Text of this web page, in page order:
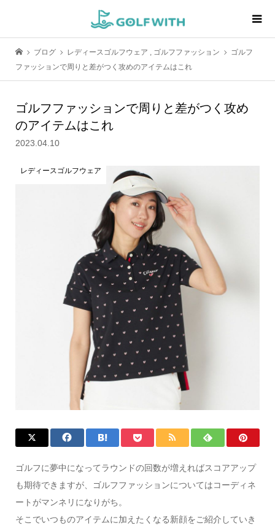
ブログ レディースゴルフウェア , ゴルフファッション
ゴルフ
ファッションで周りと差がつく攻めのアイテムはこれ
ゴルフファッションで周りと差がつく攻め
のアイテムはこれ
2023.04.10
レディースゴルフウェア
ゴルフに夢中になってラウンドの回数が増えればスコアアップ
も期待できますが、ゴルフファッションについてはコーディネ
ートがマンネリになりがち。
そこでいつものアイテムに加えたくなる新顔をご紹介していき